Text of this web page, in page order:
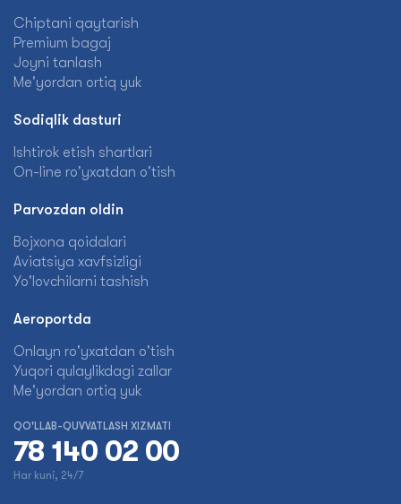
Chiptani qaytarish
Premium bagaj
Joyni tanlash
Me'yordan ortiq yuk
Sodiqlik dasturi
Ishtirok etish shartlari
On-line ro'yxatdan o'tish
Parvozdan oldin
Bojxona qoidalari
Aviatsiya xavfsizligi
Yo'lovchilarni tashish
Aeroportda
Onlayn ro'yxatdan o'tish
Yuqori qulaylikdagi zallar
Me'yordan ortiq yuk
QO'LLAB-QUVVATLASH XIZMATI
78 140 02 00
Har kuni, 24/7